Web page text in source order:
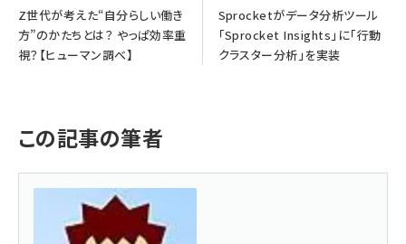
Z世代が考えた“自分らしい働き
方”のかたちとは？ やっぱ効率重
視？【ヒューマン調べ】
Sprocketがデータ分析ツール
「Sprocket Insights」に「行動
クラスター分析」を実装
この記事の筆者